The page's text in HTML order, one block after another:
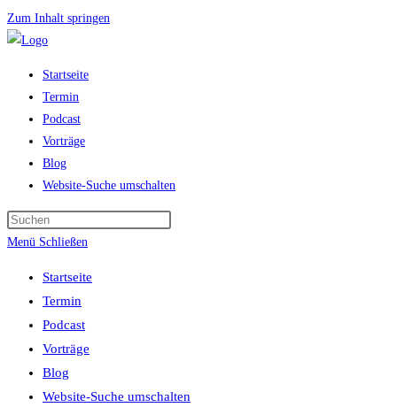
Zum Inhalt springen
Startseite
Termin
Podcast
Vorträge
Blog
Website-Suche umschalten
Menü Schließen
Startseite
Termin
Podcast
Vorträge
Blog
Website-Suche umschalten